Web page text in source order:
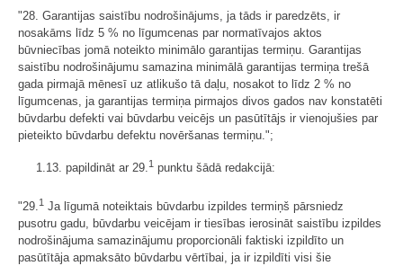
"28. Garantijas saistību nodrošinājums, ja tāds ir paredzēts, ir
nosakāms līdz 5 % no līgumcenas par normatīvajos aktos
būvniecības jomā noteikto minimālo garantijas termiņu. Garantijas
saistību nodrošinājumu samazina minimālā garantijas termiņa trešā
gada pirmajā mēnesī uz atlikušo tā daļu, nosakot to līdz 2 % no
līgumcenas, ja garantijas termiņa pirmajos divos gados nav konstatēti
būvdarbu defekti vai būvdarbu veicējs un pasūtītājs ir vienojušies par
pieteikto būvdarbu defektu novēršanas termiņu.";
1.13. papildināt ar 29.1 punktu šādā redakcijā:
"29. 1 Ja līgumā noteiktais būvdarbu izpildes termiņš pārsniedz
pusotru gadu, būvdarbu veicējam ir tiesības ierosināt saistību izpildes
nodrošinājuma samazinājumu proporcionāli faktiski izpildīto un
pasūtītāja apmaksāto būvdarbu vērtībai, ja ir izpildīti visi šie